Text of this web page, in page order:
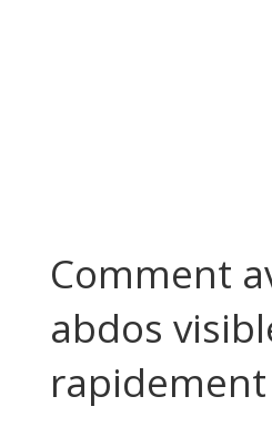
Comment
abdos
rapidement